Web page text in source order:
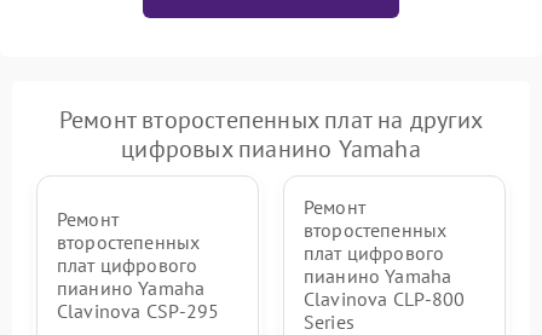
Ремонт второстепенных плат на других
цифровых пианино Yamaha
Ремонт
второстепенных
плат цифрового
пианино Yamaha
Clavinova CSP-295
Ремонт
второстепенных
плат цифрового
пианино Yamaha
Clavinova CLP-800
Series